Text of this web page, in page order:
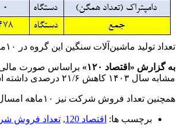
تعداد تولید ماشین‌آلات سنگین این گروه در ۱۰ماهه امسال به ۴۷۸ دستگاه رسیده که نسبت به تولید ۶۱۰ دستگاه در مدت مشابه سال ۱۴۰۳ کاهش ۲۱/۶ درصدی داشته است.
به گزارش «اقتصاد ۱۲۰»
مشابه سال ۱۴۰۳ کاهش ۲۱/۶ درصدی داشته است.
همچنین تعداد فروش شرکت نیز ۱۰ماهه امسال ۵۰۱ دستگاه بوده که نسبت به فروش ۵۲۴ دستگاه در مدت مشابه سال گذشته کاهش ۴/۴ درصدی داشته است.
برچسب ها: اقتصاد 120 , تعداد فروش